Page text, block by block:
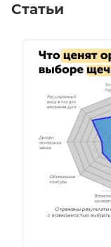
Статьи